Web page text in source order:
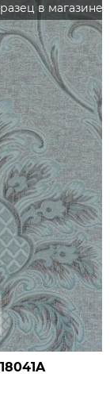
в магазине